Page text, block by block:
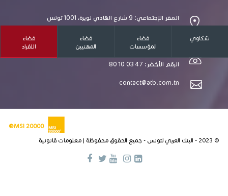
فضاء
الافراد
فضاء
المهنيين
فضاء
المؤسسات
شكاوي
المقر الإجتماعي: 9 شارع الهادي نويرة، 1001 تونس
مقر البحيرة 2 : نهج ورقة الاربل ضفاف البحيرة 2 - 1053
الرقم الأخضر: 47 03 10 80
contact@atb.com.tn
MSI 20000®
© 2023 - البنك العربي لتونس - جميع الحقوق محفوظة |
معلومات قانونية